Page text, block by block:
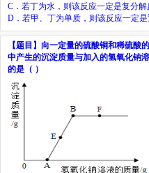
C ． 若丁为水，则该反应一定是复分解
D ． 若甲、丁为单质，则该反应一定
【题目】 向一定量的硫酸铜和稀硫酸
中产生的沉淀质量与加入的氢氧化钠
的是（ ）